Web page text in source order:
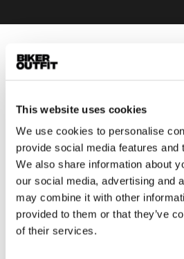
This website uses cookies
We use cookies to personalise
provide social media features and
We also share information about
our social media, advertising and
may combine it with other
provided to them or that they’ve
of their services.
Heren
Motorbroek heren
Motorpak heren
Motorjeans heren
Motorhoodie heren
Motorhelm heren